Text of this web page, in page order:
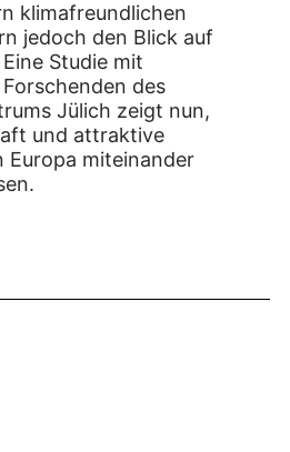
klimafreundlichen
jedoch den Blick auf
Studie mit
des
Jülich zeigt nun,
und attraktive
Europa miteinander